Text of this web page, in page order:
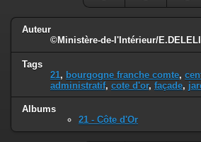
Auteur
©Ministère-de-l'Intérieur/
Tags
21, bourgogne franche comte,
administratif, cote d'or, façade,
Albums
21 - Côte d'Or